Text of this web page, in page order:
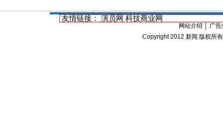
友情链接： 演员网 科技商业网
网站介绍
广告
Copyright 2012 新闻 版权所